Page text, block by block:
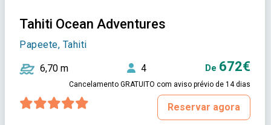
Tahiti Ocean Adventures
Papeete, Tahiti
6,70 m 4 De 672€
Cancelamento GRATUITO com aviso prévio de 14 dias
Reservar agora